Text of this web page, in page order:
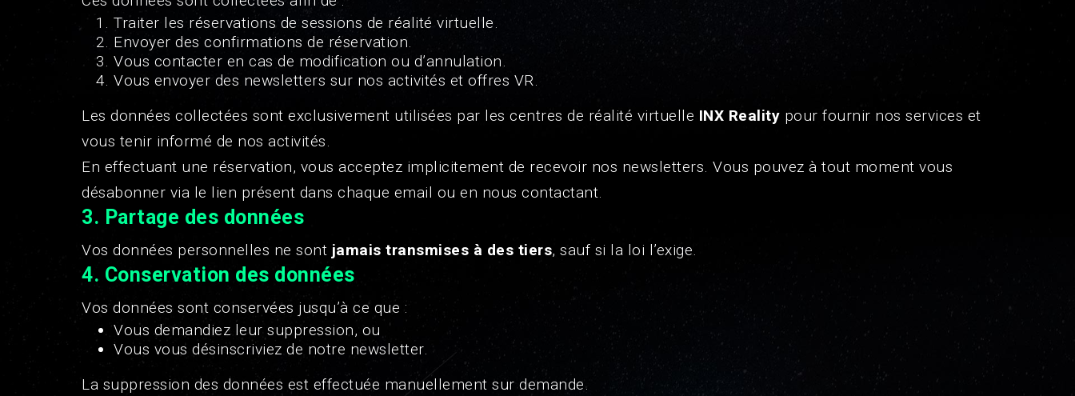
Traiter les réservations de sessions de réalité virtuelle.
Envoyer des confirmations de réservation.
Vous contacter en cas de modification ou d’annulation.
Vous envoyer des newsletters sur nos activités et offres VR.
Les données collectées sont exclusivement utilisées par les centres de réalité virtuelle INX Reality pour fournir nos services et
vous tenir informé de nos activités.
En effectuant une réservation, vous acceptez implicitement de recevoir nos newsletters. Vous pouvez à tout moment vous
désabonner via le lien présent dans chaque email ou en nous contactant.
3. Partage des données
Vos données personnelles ne sont jamais transmises à des tiers, sauf si la loi l’exige.
4. Conservation des données
Vos données sont conservées jusqu’à ce que :
Vous demandiez leur suppression, ou
Vous vous désinscriviez de notre newsletter.
La suppression des données est effectuée manuellement sur demande.